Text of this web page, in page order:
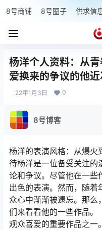
8号商铺 8号圈子 供求信
杨洋个人资料：从
爱换来的争议的他近
22年1月3日 0
8号博客
杨洋的表演风格：从爆火
待杨洋是一位备受关注的
论和争议。尽管他在一些
出色的表演。然而，随着
众心中渐渐被遗忘。那么
们来看看他的一些作品。
观众喜爱的重要作品之一。